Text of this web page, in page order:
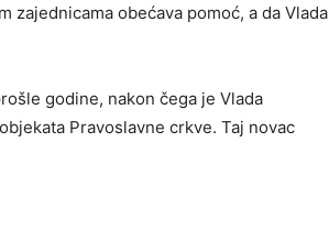
obećava pomoć, a da Vlada
godine, nakon čega je Vlada
Pravoslavne crkve. Taj novac